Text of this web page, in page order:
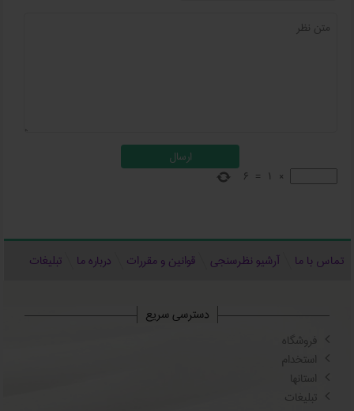
×
1
=
6
تماس با ما آرشیو نظرسنجی قوانین و مقررات درباره ما تبلیغات
دسترسی سریع
فروشگاه
استخدام
استانها
تبلیغات